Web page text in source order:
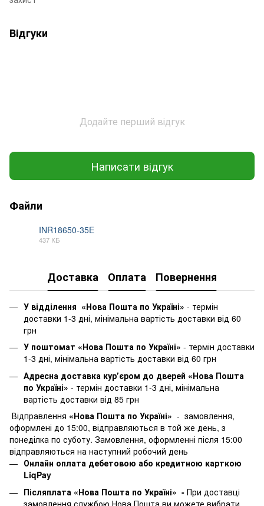
Відгуки
Додайте перший відгук
Написати відгук
Файли
INR18650-35E
437 КБ
Доставка Оплата Повернення
У відділення «Нова Пошта по Україні» - термін
доставки 1-3 дні, мінімальна вартість доставки від 60
грн
У поштомат «Нова Пошта по Україні» - термін доставки
1-3 дні, мінімальна вартість доставки від 60 грн
Адресна доставка курʼєром до дверей «Нова Пошта
по Україні» - термін доставки 1-3 дні, мінімальна
вартість доставки від 85 грн
Відправлення «Нова Пошта по Україні» - замовлення,
оформлені до 15:00, відправляються в той же день, з
понеділка по суботу. Замовлення, оформленні після 15:00
відправляються на наступний робочий день
Онлайн оплата дебетовою або кредитною карткою
LiqPay
Післяплата «Нова Пошта по Україні» - При доставці
замовлення службою Нова Пошта ви можете вибрати